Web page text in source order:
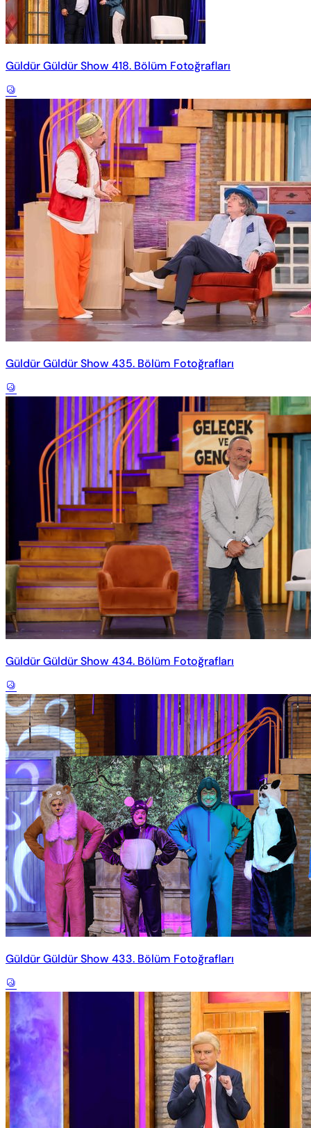
Güldür Güldür Show 418. Bölüm Fotoğrafları
Güldür Güldür Show 435. Bölüm Fotoğrafları
Güldür Güldür Show 434. Bölüm Fotoğrafları
Güldür Güldür Show 433. Bölüm Fotoğrafları